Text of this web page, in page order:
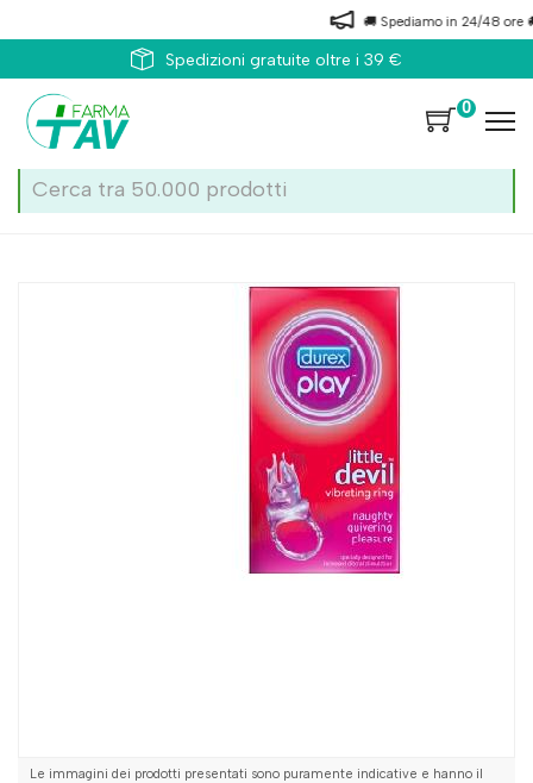
🚚 Spediamo in 24/48 ore 🚚
Spedizioni gratuite oltre i 39 €
0
Le immagini dei prodotti presentati sono puramente indicative e hanno il